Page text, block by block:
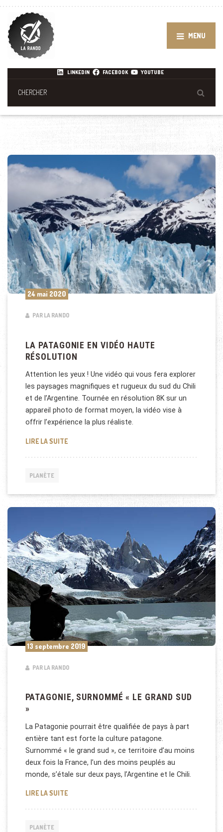
MENU
LINKEDIN FACEBOOK YOUTUBE
24 mai 2020
PAR LA RANDO
LA PATAGONIE EN VIDÉO HAUTE
RÉSOLUTION
Attention les yeux ! Une vidéo qui vous fera explorer
les paysages magnifiques et rugueux du sud du Chili
et de l’Argentine. Tournée en résolution 8K sur un
appareil photo de format moyen, la vidéo vise à
offrir l’expérience la plus réaliste.
LIRE LA SUITELA PATAGONIE EN VIDÉO HAUTE RÉSOLUTION
PLANÈTE
13 septembre 2019
PAR LA RANDO
PATAGONIE, SURNOMMÉ « LE GRAND SUD
»
La Patagonie pourrait être qualifiée de pays à part
entière tant est forte la culture patagone.
Surnommé « le grand sud », ce territoire d’au moins
deux fois la France, l’un des moins peuplés au
monde, s’étale sur deux pays, l’Argentine et le Chili.
LIRE LA SUITEPATAGONIE, SURNOMMÉ « LE GRAND SUD »
PLANÈTE